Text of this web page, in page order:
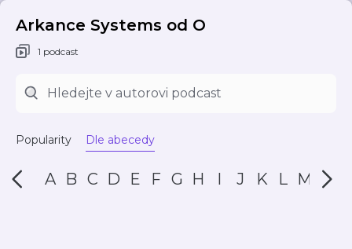
Arkance Systems od O
1 podcast
Popularity Dle abecedy
A B C D E F G H I J K L M N